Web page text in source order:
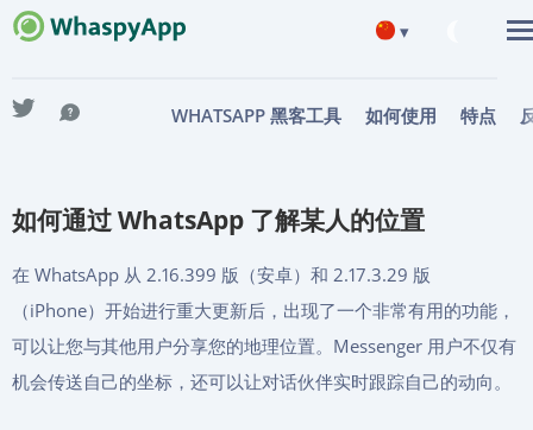
▾
Deutsch
Français
Portuguese (Brazil)
हिन्दी
Italiano
WHATSAPP 黑客工具 如何使用 特点
如何通过 WhatsApp 了解某人的位置
在 WhatsApp 从 2.16.399 版（安卓）和 2.17.3.29 版
（iPhone）开始进行重大更新后，出现了一个非常有用的功能，
可以让您与其他用户分享您的地理位置。Messenger 用户不仅有
机会传送自己的坐标，还可以让对话伙伴实时跟踪自己的动向。